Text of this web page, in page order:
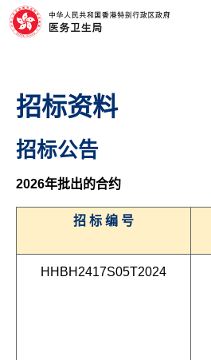
跳至主要内容
招标资料
招标公告
2026年批出的合约
招 标 编 号
HHBH2417S05T2024